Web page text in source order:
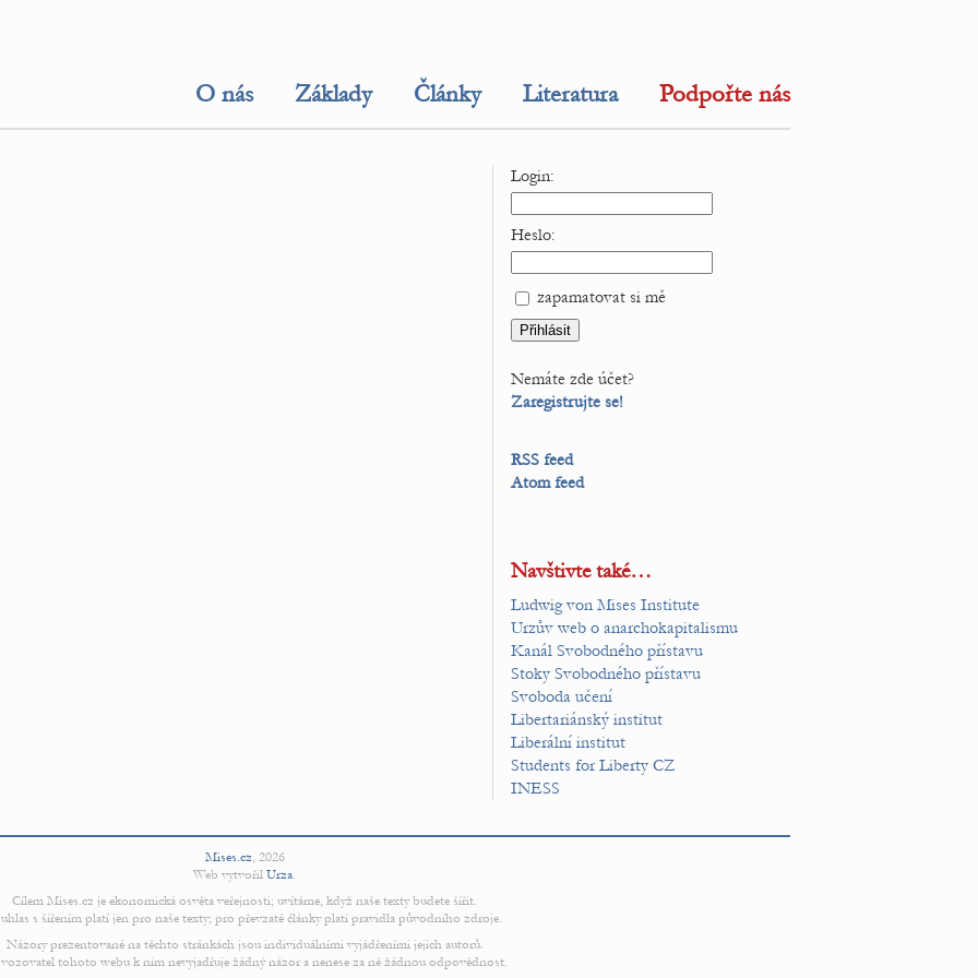
O nás Základy Články Literatura Podpořte nás
Login:
Heslo:
zapamatovat si mě
Nemáte zde účet?
Zaregistrujte se!
RSS feed
Atom feed
Navštivte také…
Ludwig von Mises Institute
Urzův web o anarchokapitalismu
Kanál Svobodného přístavu
Stoky Svobodného přístavu
Svoboda učení
Libertariánský institut
Liberální institut
Students for Liberty CZ
INESS
Mises.cz, 2026
Web vytvořil Urza.
Cílem Mises.cz je ekonomická osvěta veřejnosti; uvítáme, když naše texty budete šířit.
s šířením platí jen pro naše texty; pro převzaté články platí pravidla původního zdroje.
Názory prezentované na těchto stránkách jsou individuálními vyjádřeními jejich autorů.
tohoto webu k nim nevyjadřuje žádný názor a nenese za ně žádnou odpovědnost.